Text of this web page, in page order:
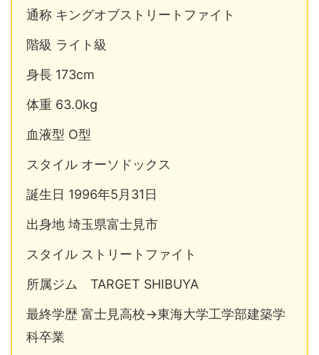
通称 キングオブストリートファイト
階級 ライト級
身長 173cm
体重 63.0kg
血液型 O型
スタイル オーソドックス
誕生日 1996年5月31日
出身地 埼玉県富士見市
スタイル ストリートファイト
所属ジム TARGET SHIBUYA
最終学歴 富士見高校→東海大学工学部建築学
科卒業